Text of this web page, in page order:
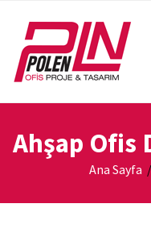
Ahşap Ofis
Ana Sayfa